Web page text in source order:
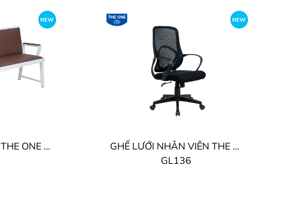
GHẾ PHÒNG CHỜ THE ONE BỌC PVC
GHẾ LƯỚI NHÂN VIÊN THE ONE
GL136